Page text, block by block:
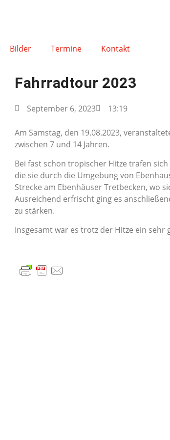
Bilder Termine Kontakt
Fahrradtour 2023
September 6, 2023 13:19
Am Samstag, den 19.08.2023,
zwischen 7 und 14 Jahren.
Bei fast schon tropischer Hitze trafen
die sie durch die Umgebung von
Strecke am Ebenhäuser Tretbecken, wo
Ausreichend erfrischt ging es
zu stärken.
Insgesamt war es trotz der Hitze ein